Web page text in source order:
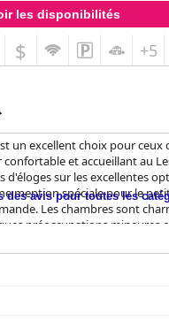
les disponibilités
$ +5
un excellent choix pour ceux
et accueillant au
d'éloges sur les excellentes
mention spéciale pour le
Les chambres sont
préoccupations mineures
rapport qualité-
mineurs. Le personnel
et se surpasse pour
membres spécifiques du
exceptionnel. Dans
des avis pour toutes les